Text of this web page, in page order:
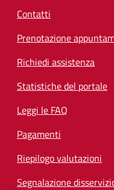
Contatti
Prenotazione
Richiedi assistenza
Statistiche del portale
Leggi le FAQ
Pagamenti
Riepilogo valutazioni
Segnalazione